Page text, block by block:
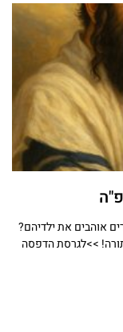
אוהבים את ילדיהם?
>>לגרסת הדפסה